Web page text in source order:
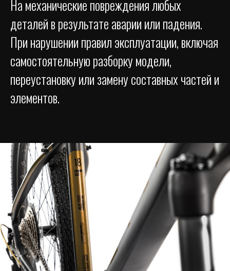
На механические повреждения любых
деталей в результате аварии или падения.
При нарушении правил эксплуатации, включая
самостоятельную разборку модели,
переустановку или замену составных частей и
элементов.